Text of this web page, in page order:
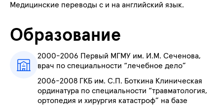
Медицинские переводы с и на английский язык.
Образование
2000-2006 Первый МГМУ им. И.М. Сеченова,
врач по специальности “лечебное дело”
2006-2008 ГКБ им. С.П. Боткина Клиническая
ординатура по специальности “травматология,
ортопедия и хирургия катастроф” на базе